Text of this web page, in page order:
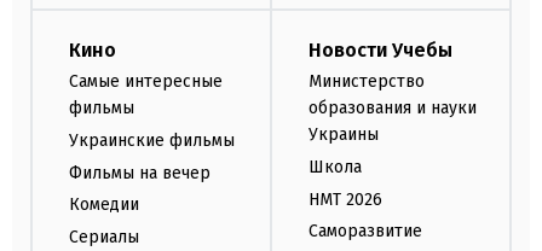
Кино
Самые интересные
фильмы
Украинские фильмы
Фильмы на вечер
Комедии
Сериалы
Новости Учебы
Министерство
образования и науки
Украины
Школа
НМТ 2026
Саморазвитие